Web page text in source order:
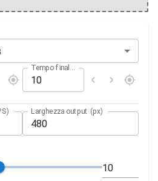
Larghezza output (px)